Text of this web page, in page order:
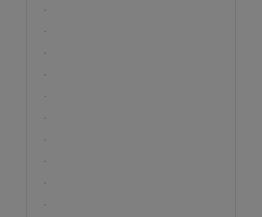
.
.
.
.
.
.
.
.
.
.